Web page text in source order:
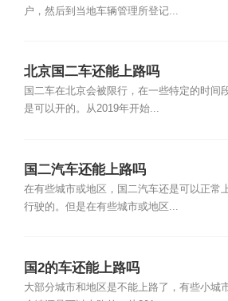
户，然后到当地车辆管理所登记...
北京国二车还能上路吗
国二车在北京会被限行，在一些特定的时间
是可以开的。从2019年开始...
国二汽车还能上路吗
在有些城市或地区，国二汽车还是可以正常
行驶的。但是在有些城市或地区...
国2的车还能上路吗
大部分城市和地区是不能上路了，有些小城